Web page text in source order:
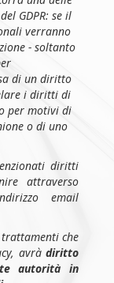
GDPR: se il
verranno
- soltanto
di un diritto
i diritti di
per motivi di
o di uno
diritti
attraverso
email
che
avrà diritto
autorità in